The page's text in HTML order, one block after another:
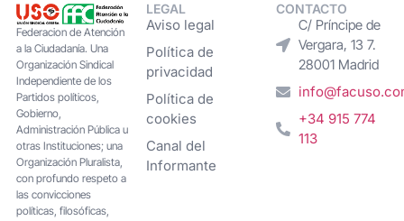
Federacion de Atención
a la Ciudadanía. Una
Organización Sindical
Independiente de los
Partidos políticos,
Gobierno,
Administración Pública u
otras Instituciones; una
Organización Pluralista,
con profundo respeto a
las convicciones
políticas, filosóficas,
LEGAL
Aviso legal
Política de
privacidad
Política de
cookies
Canal del
Informante
CONTACTO
C/ Príncipe de
Vergara, 13 7.
28001 Madrid
+34 915 774
113